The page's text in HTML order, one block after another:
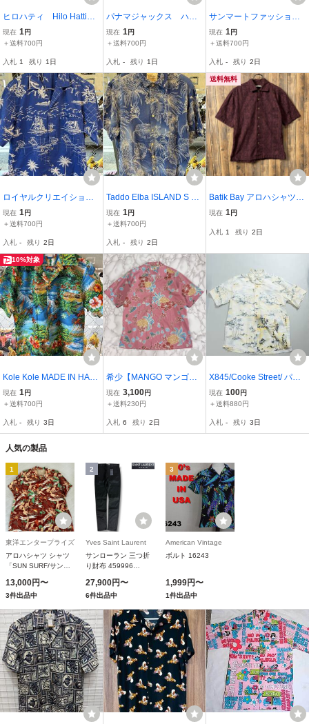
ヒロハティ Hilo Hattie
MADE IN HAWAII S 裏使
い バティク柄 プルオ
ツ アロハシャツ
現在 1円
＋送料700円
入札 1 残り 1日
パナマジャックス ハワ
イ Sくらい 裏使い リ
ーフ柄 ハワイアンシャ
ビー
現在 1 円
＋送料700円
入札 - 残り 1日
サンマートファッション
ズ SUNMART FASHION
S MADE IN HAWAII U.S.
柄 ハワイアンシャツ
アロハシャツ ブルー
現在 1円
＋送料700円
入札 - 残り 2日
ロイヤルクリエイション
ズ MADE IN HAWAII S
ハワイ諸島柄 ヤシの木
ンシャツ アロハシャ
ツ ブルー
現在 1 円
＋送料700円
入札 - 残り 2日
Taddo Elba ISLAND S リ
ーフ柄 ハワイアンシャ
ツ アロハシャツ ブル
現在 1 円
＋送料700円
入札 - 残り 2日
送料無料
Batik Bay アロハシャツ
ハワイアンシャツ S バー
ル パームツリー ヤシの木
現在 1 円
入札 1 残り 2日
10%対象
Kole Kole MADE IN HAW
AII S 風景柄 ハワイアン
シャツ アロハシャツ
現在 1円
＋送料700円
入札 - 残り 3日
希少【MANGO マンゴ
【商品名】OKINAWA ORI
GINAL/かりゆしシャツ か
シャツ/アロハシャツ
現在 3,100円
＋送料230円
入札 6 残り 2日
X845/Cooke Street/ パー
ムツリー 総柄 アロハシャ
ツ / Sサイズ / 黄 白 / Cook
木
現在 100円
＋送料880円
入札 - 残り 3日
人気の製品
1
東洋エンタープライズ
アロハシャツ シャツ
「SUN SURF/サンサ
FISHHOALOHA メン
ズ
13,000円〜
3件出品中
2
Yves Saint Laurent
サンローラン 三つ折
り財布 459996
27,900円〜
6件出品中
3
American Vintage
ボルト 16243
1,999円〜
1件出品中